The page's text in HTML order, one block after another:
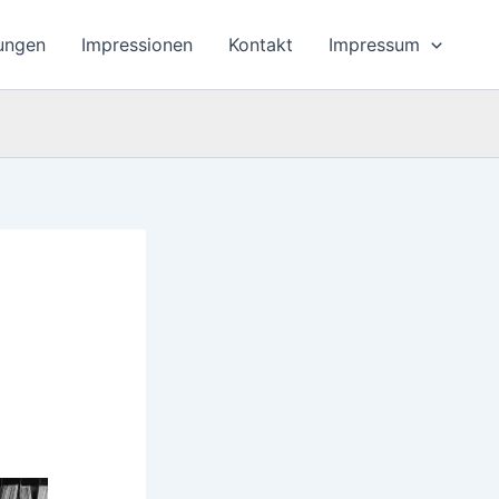
Impressionen Kontakt Impressum